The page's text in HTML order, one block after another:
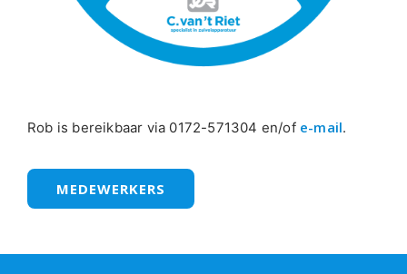
Rob is bereikbaar via 0172-571304 en/of e-mail.
MEDEWERKERS